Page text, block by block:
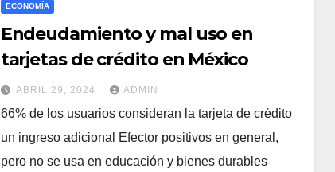
ECONOMÍA
Endeudamiento y mal uso en
tarjetas de crédito en México
ABRIL 29, 2024 ADMIN
66% de los usuarios consideran la tarjeta de crédito
un ingreso adicional Efector positivos en general,
pero no se usa en educación y bienes durables